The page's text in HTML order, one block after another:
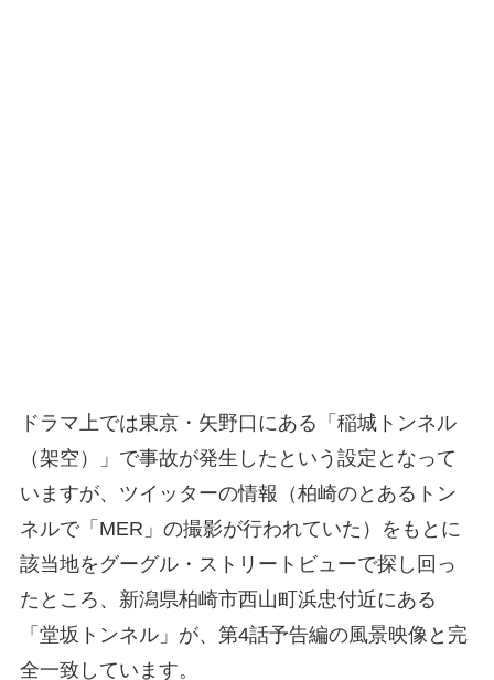
ドラマ上では東京・矢野口にある「稲城トンネル
（架空）」で事故が発生したという設定となって
いますが、ツイッターの情報（柏崎のとあるトン
ネルで「MER」の撮影が行われていた）をもとに
該当地をグーグル・ストリートビューで探し回っ
たところ、新潟県柏崎市西山町浜忠付近にある
「堂坂トンネル」が、第4話予告編の風景映像と完
全一致しています。